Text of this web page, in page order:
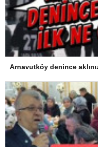
Arnavutköy denince